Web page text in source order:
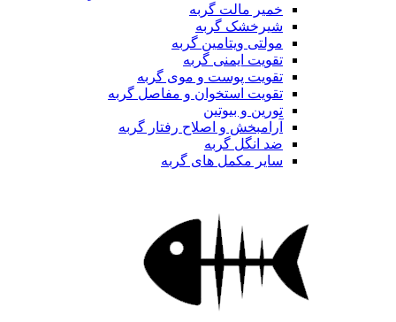
خمیر مالت گربه
شیرخشک گربه
مولتی ویتامین گربه
تقویت ایمنی گربه
تقویت پوست و موی گربه
تقویت استخوان و مفاصل گربه
تورین و بیوتین
آرامبخش و اصلاح رفتار گربه
ضد انگل گربه
سایر مکمل های گربه